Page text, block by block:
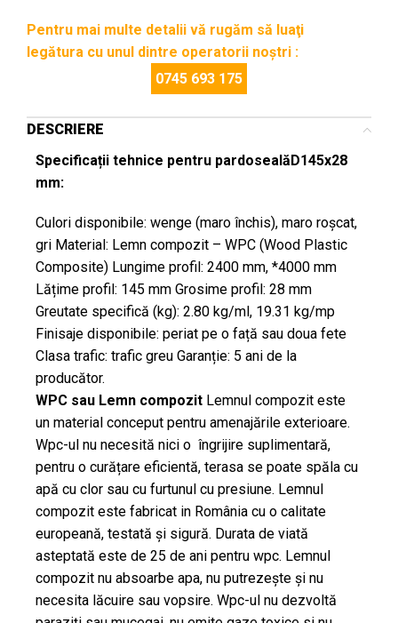
Pentru mai multe detalii vă rugăm să luaţi
legătura cu unul dintre operatorii noştri :
0745 693 175
DESCRIERE
Specificații tehnice pentru pardosealăD145x28
mm:
Culori disponibile: wenge (maro închis), maro roșcat,
gri Material: Lemn compozit – WPC (Wood Plastic
Composite) Lungime profil: 2400 mm, *4000 mm
Lățime profil: 145 mm Grosime profil: 28 mm
Greutate specifică (kg): 2.80 kg/ml, 19.31 kg/mp
Finisaje disponibile: periat pe o față sau doua fete
Clasa trafic: trafic greu Garanție: 5 ani de la
producător.
WPC sau Lemn compozit Lemnul compozit este
un material conceput pentru amenajările exterioare.
Wpc-ul nu necesită nici o îngrijire suplimentară,
pentru o curățare eficientă, terasa se poate spăla cu
apă cu clor sau cu furtunul cu presiune. Lemnul
compozit este fabricat in România cu o calitate
europeană, testată și sigură. Durata de viată
asteptată este de 25 de ani pentru wpc. Lemnul
compozit nu absoarbe apa, nu putrezește și nu
necesita lăcuire sau vopsire. Wpc-ul nu dezvoltă